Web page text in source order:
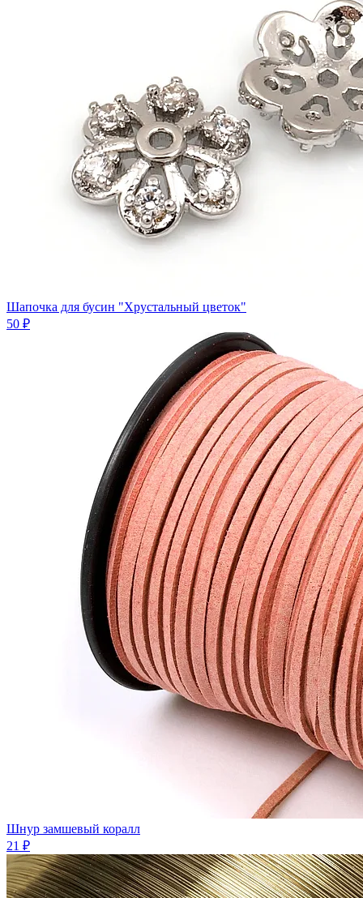
Шапочка для бусин "Хрустальный цветок"
50 ₽
Шнур замшевый коралл
21 ₽